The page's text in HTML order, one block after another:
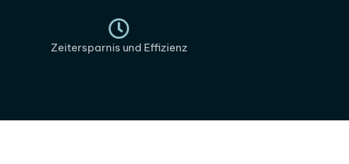
Zeitersparnis und Effizienz